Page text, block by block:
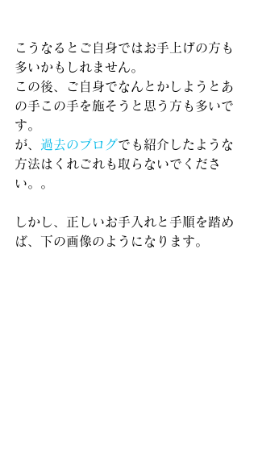
こうなるとご自身ではお手上げの方も
多いかもしれません。
この後、ご自身でなんとかしようとあ
の手この手を施そうと思う方も多いで
す。
が、 過去のブログでも紹介したような
方法はくれごれも取らないでくださ
い。。
しかし、正しいお手入れと手順を踏め
ば、下の画像のようになります。